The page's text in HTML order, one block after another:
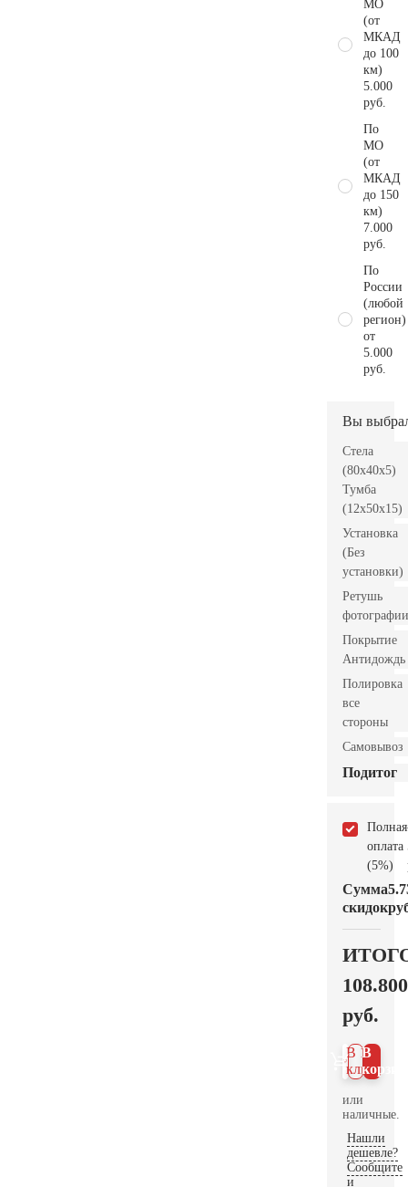
МО
(от
МКАД
до 100
км)
5.000
руб.
По
МО
(от
МКАД
до 150
км)
7.000
руб.
По
России
(любой
регион)
от
5.000
руб.
Вы
Стела
(80x40x5)
Тумба
(12x50x15)
Установка
(Без
установки)
Ретушь
фотографии
Покрытие
Антидождь
Полировка
все
стороны
Самовывоз
Подитог
Полная
оплата
(5%)
Сумма
скидок
108.800
руб.
В
В 1
клик
или
наличные.
Нашли
дешевле?
Сообщите
и